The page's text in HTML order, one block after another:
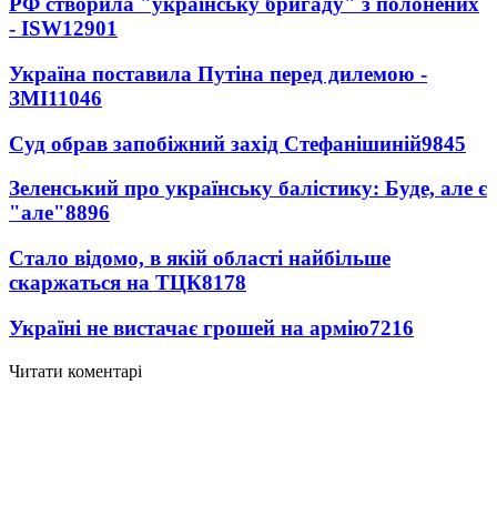
- ISW12901
Україна поставила Путіна перед дилемою -
ЗМІ11046
Суд обрав запобіжний захід Стефанішиній9845
Зеленський про українську балістику: Буде, але є
"але"8896
Стало відомо, в якій області найбільше
скаржаться на ТЦК8178
Україні не вистачає грошей на армію7216
Читати коментарі